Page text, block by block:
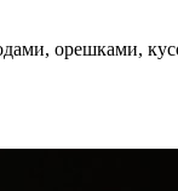
орешками,